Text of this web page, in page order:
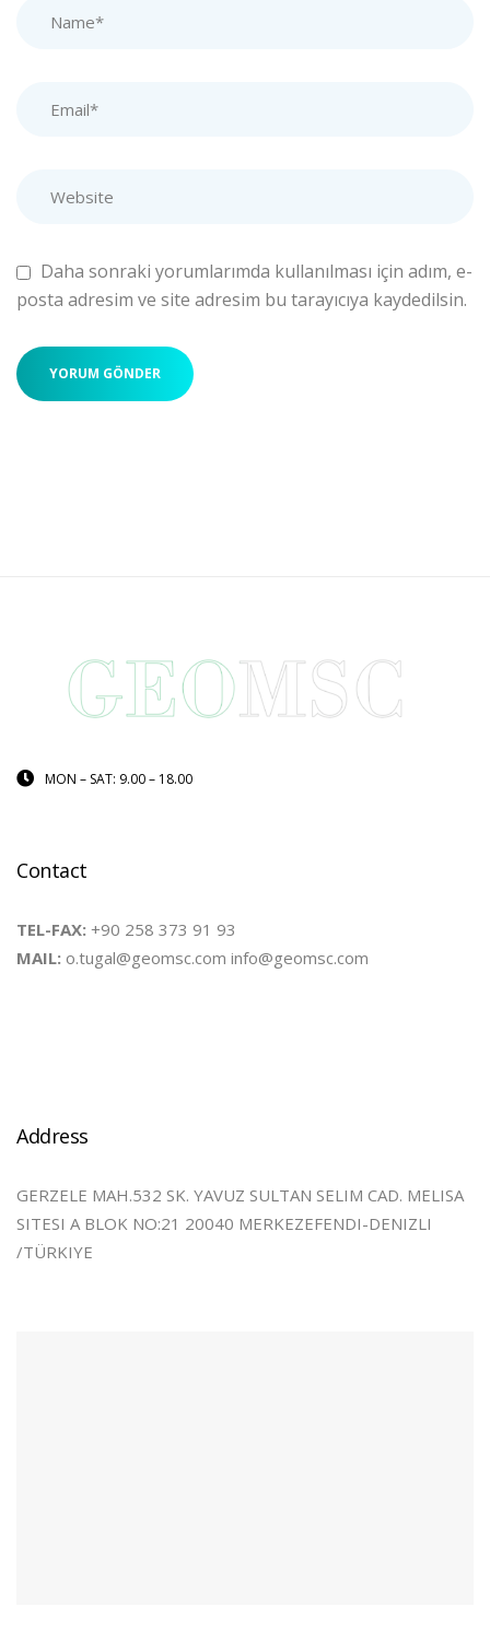
Daha sonraki yorumlarımda kullanılması için adım, e-
posta adresim ve site adresim bu tarayıcıya kaydedilsin.
MON – SAT: 9.00 – 18.00
Contact
TEL-FAX: +90 258 373 91 93
MAIL: o.tugal@geomsc.com info@geomsc.com
Address
GERZELE MAH.532 SK. YAVUZ SULTAN SELIM CAD. MELISA
SITESI A BLOK NO:21 20040 MERKEZEFENDI-DENIZLI
/TÜRKIYE